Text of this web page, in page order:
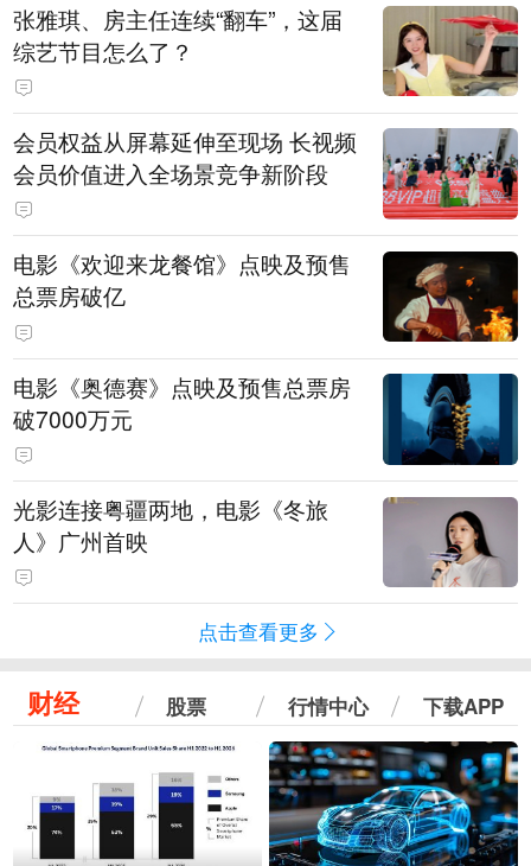
张雅琪、房主任连续“翻车”，这届
综艺节目怎么了？
会员权益从屏幕延伸至现场 长视频
会员价值进入全场景竞争新阶段
电影《欢迎来龙餐馆》点映及预售
总票房破亿
电影《奥德赛》点映及预售总票房
破7000万元
光影连接粤疆两地，电影《冬旅
人》广州首映
点击查看更多
财经 股票 行情中心 下载APP